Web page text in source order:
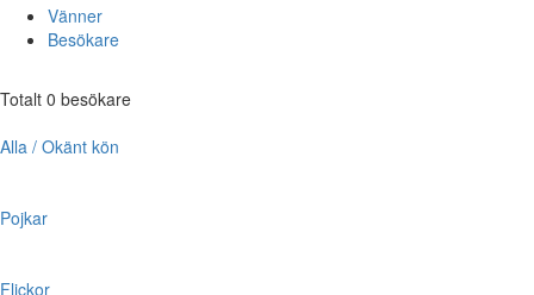
Vänner
Besökare
Totalt 0 besökare
Alla / Okänt kön
Pojkar
Flickor